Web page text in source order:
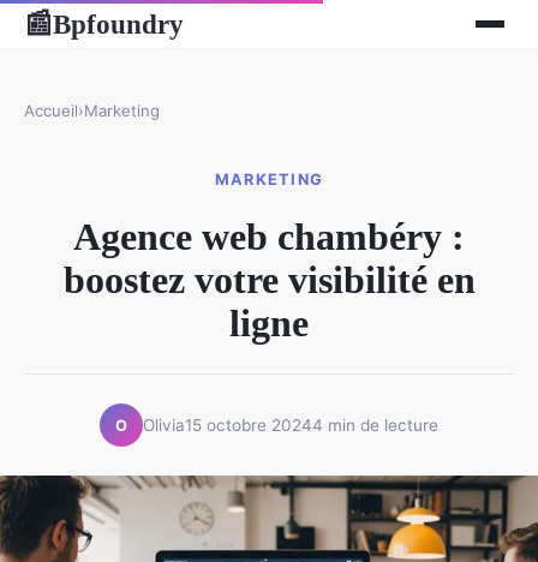
📰Bpfoundry
Accueil›Marketing
MARKETING
Agence web chambéry :
boostez votre visibilité en
ligne
O Olivia15 octobre 20244 min de lecture